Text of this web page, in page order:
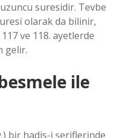
suresidir. Tevbe
olarak da bilinir,
ve 118. ayetlerde
gelir.
ile
bir hadis-i şeriflerinde